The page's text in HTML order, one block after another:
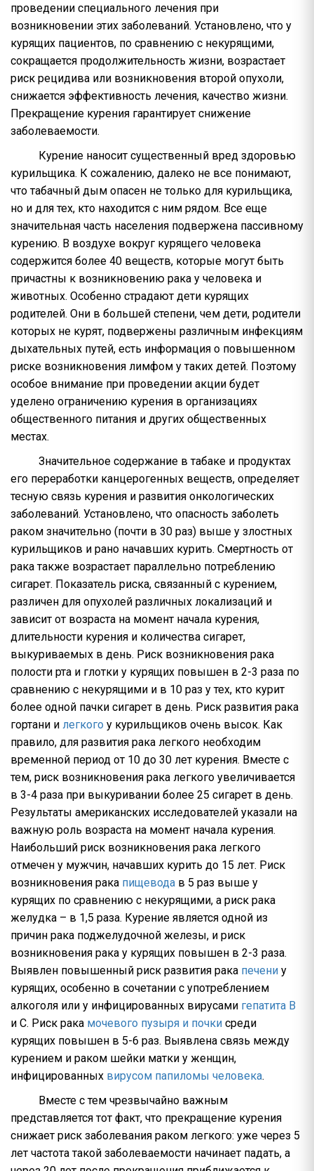
проведении специального лечения при
возникновении этих заболеваний. Установлено, что у
курящих пациентов, по сравнению с некурящими,
сокращается продолжительность жизни, возрастает
риск рецидива или возникновения второй опухоли,
снижается эффективность лечения, качество жизни.
Прекращение курения гарантирует снижение
заболеваемости.
Курение наносит существенный вред здоровью
курильщика. К сожалению, далеко не все понимают,
что табачный дым опасен не только для курильщика,
но и для тех, кто находится с ним рядом. Все еще
значительная часть населения подвержена пассивному
курению. В воздухе вокруг курящего человека
содержится более 40 веществ, которые могут быть
причастны к возникновению рака у человека и
животных. Особенно страдают дети курящих
родителей. Они в большей степени, чем дети, родители
которых не курят, подвержены различным инфекциям
дыхательных путей, есть информация о повышенном
риске возникновения лимфом у таких детей. Поэтому
особое внимание при проведении акции будет
уделено ограничению курения в организациях
общественного питания и других общественных
местах.
Значительное содержание в табаке и продуктах
его переработки канцерогенных веществ, определяет
тесную связь курения и развития онкологических
заболеваний. Установлено, что опасность заболеть
раком значительно (почти в 30 раз) выше у злостных
курильщиков и рано начавших курить. Смертность от
рака также возрастает параллельно потреблению
сигарет. Показатель риска, связанный с курением,
различен для опухолей различных локализаций и
зависит от возраста на момент начала курения,
длительности курения и количества сигарет,
выкуриваемых в день. Риск возникновения рака
полости рта и глотки у курящих повышен в 2-3 раза по
сравнению с некурящими и в 10 раз у тех, кто курит
более одной пачки сигарет в день. Риск развития рака
гортани и легкого у курильщиков очень высок. Как
правило, для развития рака легкого необходим
временной период от 10 до 30 лет курения. Вместе с
тем, риск возникновения рака легкого увеличивается
в 3-4 раза при выкуривании более 25 сигарет в день.
Результаты американских исследователей указали на
важную роль возраста на момент начала курения.
Наибольший риск возникновения рака легкого
отмечен у мужчин, начавших курить до 15 лет. Риск
возникновения рака пищевода в 5 раз выше у
курящих по сравнению с некурящими, а риск рака
желудка – в 1,5 раза. Курение является одной из
причин рака поджелудочной железы, и риск
возникновения рака у курящих повышен в 2-3 раза.
Выявлен повышенный риск развития рака печени у
курящих, особенно в сочетании с употреблением
алкоголя или у инфицированных вирусами гепатита В
и С. Риск рака мочевого пузыря и почки среди
курящих повышен в 5-6 раз. Выявлена связь между
курением и раком шейки матки у женщин,
инфицированных вирусом папиломы человека.
Вместе с тем чрезвычайно важным
представляется тот факт, что прекращение курения
снижает риск заболевания раком легкого: уже через 5
лет частота такой заболеваемости начинает падать, а